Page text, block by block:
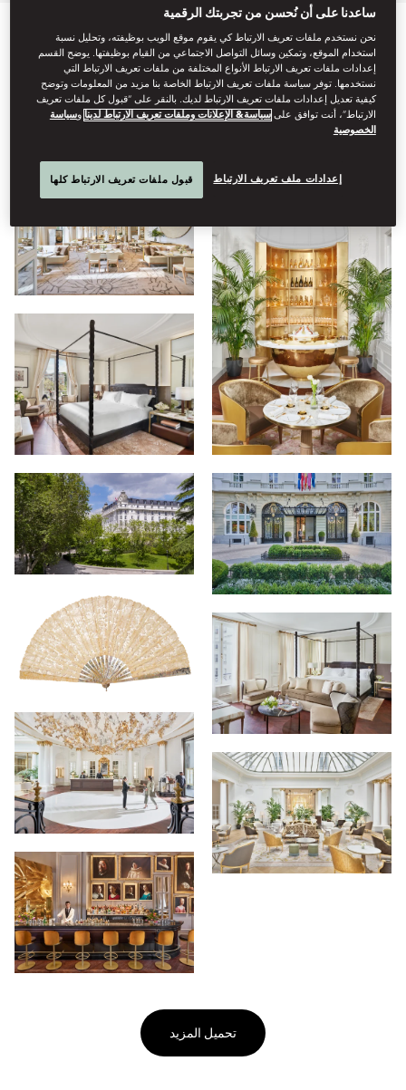
الكل تناول الطعام الإقامة الفندق المرافق
إطلالة
تحميل المزيد
ساعدنا على أن نُحسن من تجربتك الرقمية
نحن نستخدم ملفات تعريف الارتباط كي يقوم موقع الويب بوظيفته، وتحليل نسبة
استخدام الموقع، وتمكين وسائل التواصل الاجتماعي من القيام بوظيفتها. يوضح القسم
إعدادات ملفات تعريف الارتباط الأنواع المختلفة من ملفات تعريف الارتباط التي
نستخدمها. توفر سياسة ملفات تعريف الارتباط الخاصة بنا مزيد من المعلومات وتوضح
كيفية تعديل إعدادات ملفات تعريف الارتباط لديك. بالنقر على “قبول كل ملفات تعريف
الارتباط”، أنت توافق علىسياسة& الإعلانات وملفات تعريف الارتباط لدينا وسياسة
الخصوصية
إعدادات ملف تعريف الارتباط قبول ملفات تعريف الارتباط كلها